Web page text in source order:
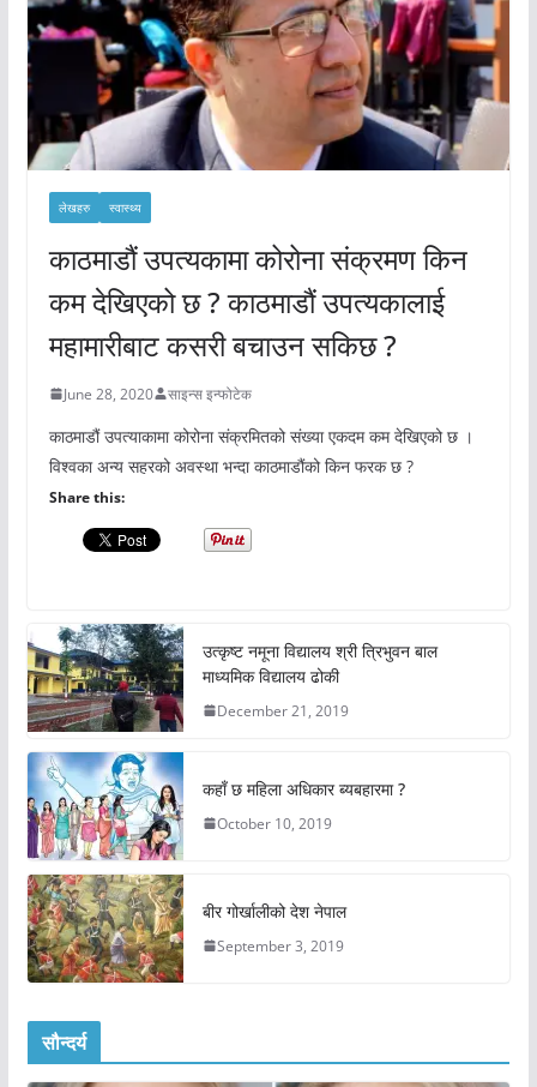
लेखहरु स्वास्थ्य
काठमाडौं उपत्यकामा कोरोना संक्रमण किन
कम देखिएको छ ? काठमाडौं उपत्यकालाई
महामारीबाट कसरी बचाउन सकिछ ?
June 28, 2020 साइन्स इन्फोटेक
काठमाडौं उपत्याकामा कोरोना संक्रमितको संख्या एकदम कम देखिएको छ ।
विश्वका अन्य सहरको अवस्था भन्दा काठमाडौंको किन फरक छ ?
Share this:
उत्कृष्ट नमूना विद्यालय श्री त्रिभुवन बाल
माध्यमिक विद्यालय ढोकी
December 21, 2019
कहाँ छ महिला अधिकार ब्यबहारमा ?
October 10, 2019
बीर गोर्खालीको देश नेपाल
September 3, 2019
सौन्दर्य